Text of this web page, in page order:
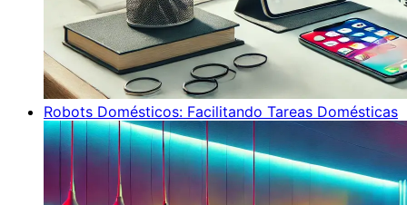
Robots Domésticos: Facilitando Tareas Domésticas